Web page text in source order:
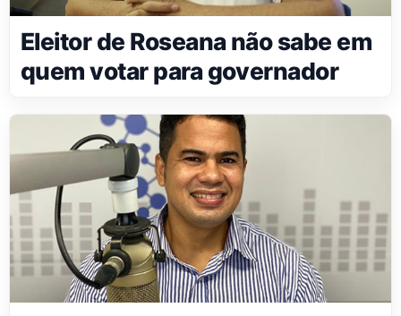
Eleitor de Roseana não sabe em
quem votar para governador